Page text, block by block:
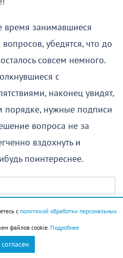
время занимавшиеся
убедятся, что до
совсем немного.
с
наконец увидят,
порядке, нужные подписи
вопроса не за
вздохнуть и
поинтереснее.
о сотрудничестве.
получат те Скорпионы,
ищет работу и успел
Если вы уже
с политикой обработки персональных
файлов cookie. Подробнее